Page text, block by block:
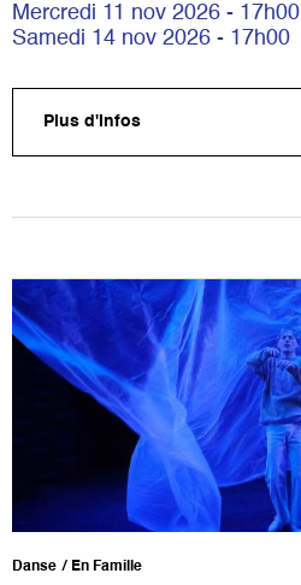
Mercredi 11 nov 2026 - 17h00
Samedi 14 nov 2026 - 17h00
Plus d'infos
Danse En Famille